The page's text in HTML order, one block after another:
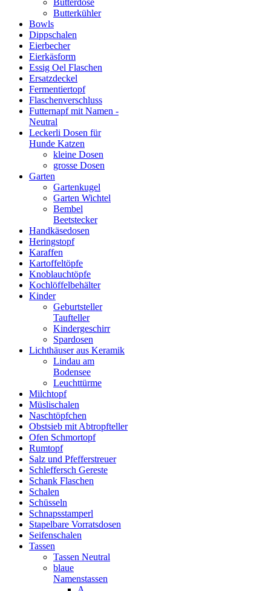
Butterdose
Butterkühler
Bowls
Dippschalen
Eierbecher
Eierkäsform
Essig Oel Flaschen
Ersatzdeckel
Fermentiertopf
Flaschenverschluss
Futternapf mit Namen -
Neutral
Leckerli Dosen für
Hunde Katzen
kleine Dosen
grosse Dosen
Garten
Gartenkugel
Garten Wichtel
Bembel
Beetstecker
Handkäsedosen
Heringstopf
Karaffen
Kartoffeltöpfe
Knoblauchtöpfe
Kochlöffelbehälter
Kinder
Geburtsteller
Taufteller
Kindergeschirr
Spardosen
Lichthäuser aus Keramik
Lindau am
Bodensee
Leuchttürme
Milchtopf
Müslischalen
Naschtöpfchen
Obstsieb mit Abtropfteller
Ofen Schmortopf
Rumtopf
Salz und Pfefferstreuer
Schleffersch Gereste
Schank Flaschen
Schalen
Schüsseln
Schnapsstamperl
Stapelbare Vorratsdosen
Seifenschalen
Tassen
Tassen Neutral
blaue
Namenstassen